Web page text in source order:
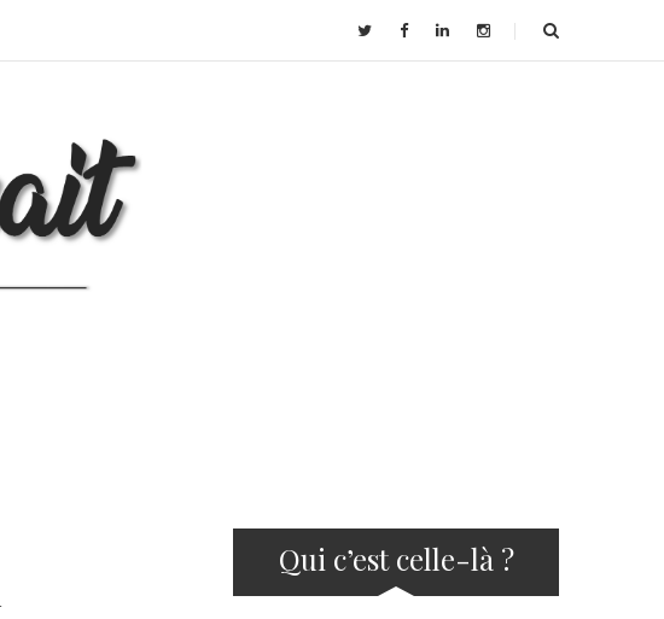
Qui c’est celle-là ?